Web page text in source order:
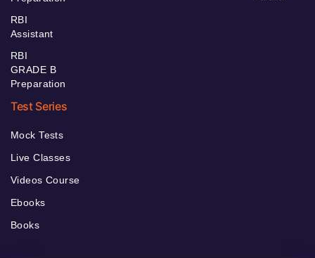
RBI
Assistant
RBI
GRADE B
Preparation
Test Series
Mock Tests
Live Classes
Videos Course
Ebooks
Books